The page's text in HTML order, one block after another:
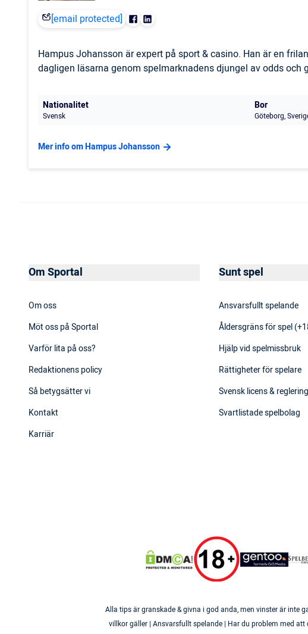
[email protected]
Hampus Johansson är expert på sport & casino. Han är en
dagligen läsarna genom spelmarknadens djungel av odds
Nationalitet
Svensk
Bor
Göteborg,
Mer info om Hampus Johansson
Om Sportal
Om oss
Möt oss på Sportal
Varför lita på oss?
Redaktionens policy
Så betygsätter vi
Kontakt
Karriär
Sunt spel
Ansvarsfullt spelande
Åldersgräns för spel
Hjälp vid spelmissbruk
Rättigheter för spelare
Svensk licens & reglering
Svartlistade spelbolag
Alla tips är granskade & givna i god anda, men vinster är inte
villkor gäller | Ansvarsfullt spelande | Har du problem med att